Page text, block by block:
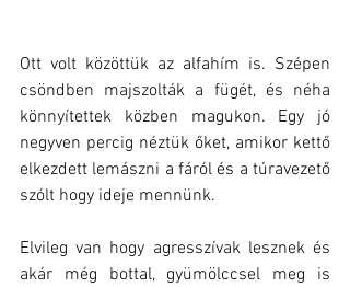
Ott volt közöttük az alfahím is. Szépen
csöndben majszolták a fügét, és néha
könnyítettek közben magukon. Egy jó
negyven percig néztük őket, amikor kettő
elkezdett lemászni a fáról és a túravezető
szólt hogy ideje mennünk.
Elvileg van hogy agresszívak lesznek és
akár még bottal, gyümölccsel meg is